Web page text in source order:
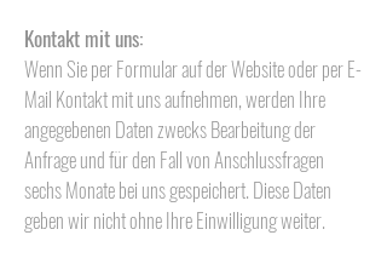
Kontakt mit uns:
Wenn Sie per Formular auf der Website oder per E-
Mail Kontakt mit uns aufnehmen, werden Ihre
angegebenen Daten zwecks Bearbeitung der
Anfrage und für den Fall von Anschlussfragen
sechs Monate bei uns gespeichert. Diese Daten
geben wir nicht ohne Ihre Einwilligung weiter.